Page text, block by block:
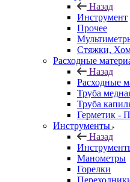
Назад
Инструмент
Прочее
Стяжки,
Расходные
Назад
Расходные
Труба
Труба
Герметик -
Инструменты
Назад
Манометры
Горелки